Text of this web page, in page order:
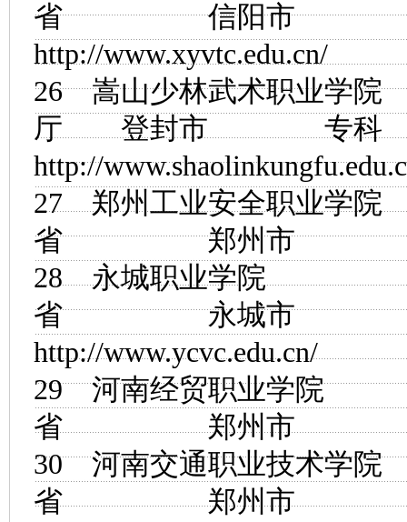
省 信阳市
http://www.xyvtc.edu.cn/
26嵩山少林武术职业学院
厅 登封市
http://
27郑州工业安全职业学院
省 郑州市
28永城职业学院
省 永城市
http://www.ycvc.edu.cn/
29河南经贸职业学院
省 郑州市
30河南交通职业技术学院
省 郑州市